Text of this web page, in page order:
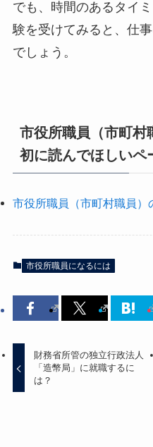
でも、時間のあるタイ
験を受けてみると、仕
でしょう。
市役所職員（市町村
初に読んでほしいペ
市役所職員（市町村職員）
市役所職員になるには
財務省所管の独立行政法人
「造幣局」に就職するに
は？